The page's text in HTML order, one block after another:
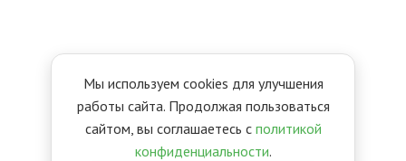
Мы используем cookies для улучшения
работы сайта. Продолжая пользоваться
сайтом, вы соглашаетесь с политикой
конфиденциальности.